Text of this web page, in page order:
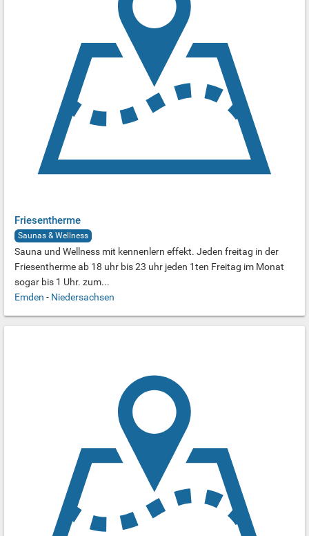
Friesentherme
Saunas & Wellness
Sauna und Wellness mit kennenlern effekt. Jeden freitag in der
Friesentherme ab 18 uhr bis 23 uhr jeden 1ten Freitag im Monat
sogar bis 1 Uhr. zum...
Emden - Niedersachsen